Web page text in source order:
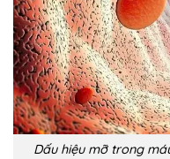
Dấu hiệu mỡ trong